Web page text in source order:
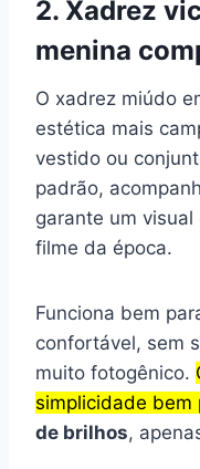
2. Xadrez
menina
O xadrez miúdo
estética mais
vestido ou
padrão,
garante um
filme da época.
Funciona bem
confortável, sem
muito fotogênico.
simplicidade bem
de brilhos,